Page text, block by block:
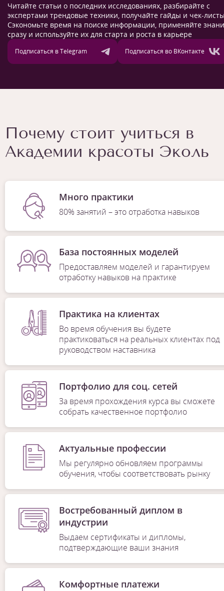
Читайте статьи о последних исследованиях, разбирайте с
экспертами трендовые техники, получайте гайды и чек-
Сэкономьте время на поиске информации, применяйте
сразу и используйте их для старта и роста в карьере
Подписаться в Telegram Подписаться во ВКонтакте
Почему стоит учиться в
Академии красоты Эколь
Много практики
80% занятий – это отработка навыков
База постоянных моделей
Предоставляем моделей и гарантируем
отработку навыков на практике
Практика на клиентах
Во время обучения вы будете
практиковаться на реальных клиентах под
руководством наставника
Портфолио для соц. сетей
За время прохождения курса вы сможете
собрать качественное портфолио
Актуальные профессии
Мы регулярно обновляем программы
обучения, чтобы соответствовать рынку
Востребованный диплом в
индустрии
Выдаем сертификаты и дипломы,
подтверждающие ваши знания
Комфортные платежи